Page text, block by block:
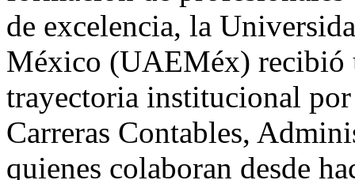
de excelencia, la
México (UAEMéx) recibió
trayectoria institucional
Carreras Contables,
quienes colaboran desde